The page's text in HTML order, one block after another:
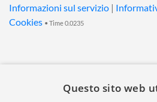
Informazioni sul servizio |
Cookies • Time 0.0235
Questo sito web